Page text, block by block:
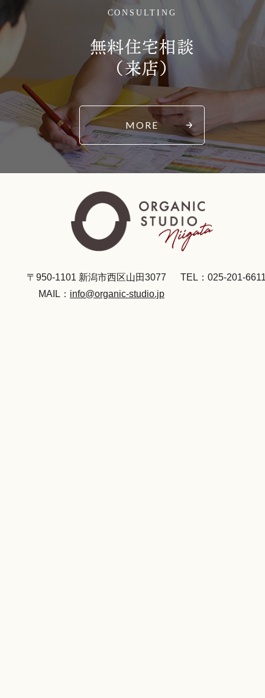
CONSULTING
無料住宅相談
（来店）
MORE
〒950-1101 新潟市西区山田3077
TEL：025-201-
MAIL： info@organic-studio.jp